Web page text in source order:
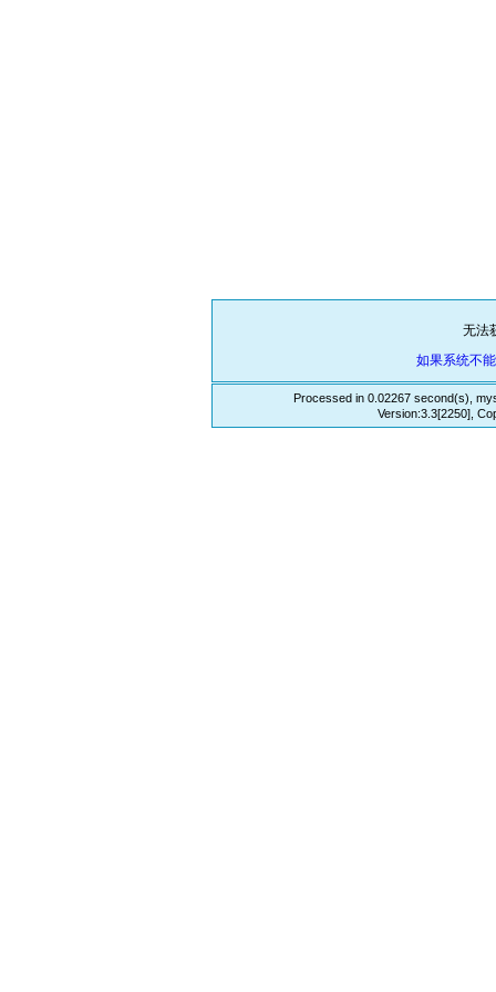
无法
如果系统不
Processed in 0.02267 second(s),
Version:3.3[2250],